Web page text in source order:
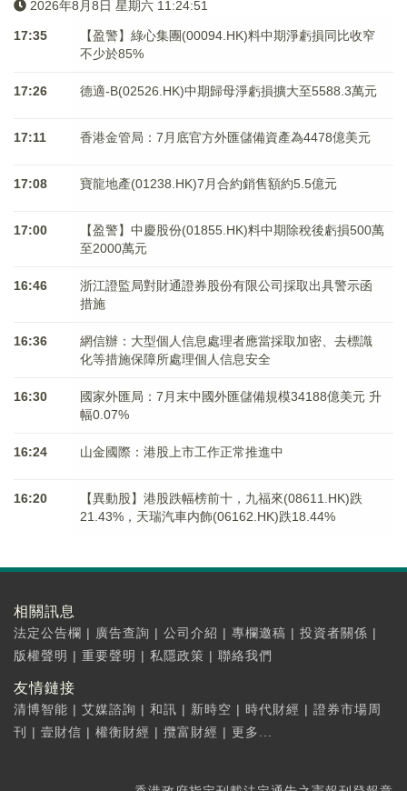
2026年8月8日 星期六 11:24:51
17:35
【盈警】綠心集團(00094.HK)料中期淨虧損同比收窄
不少於85%
17:26 德適-B(02526.HK)中期歸母淨虧損擴大至5588.3萬元
17:11 香港金管局：7月底官方外匯儲備資產為4478億美元
17:08 寶龍地產(01238.HK)7月合約銷售額約5.5億元
17:00
【盈警】中慶股份(01855.HK)料中期除稅後虧損500萬
至2000萬元
16:46
浙江證監局對財通證券股份有限公司採取出具警示函
措施
16:36
網信辦：大型個人信息處理者應當採取加密、去標識
化等措施保障所處理個人信息安全
16:30
國家外匯局：7月末中國外匯儲備規模34188億美元 升
幅0.07%
16:24 山金國際：港股上市工作正常推進中
16:20
【異動股】港股跌幅榜前十，九福來(08611.HK)跌
21.43%，天瑞汽車内飾(06162.HK)跌18.44%
相關訊息
法定公告欄 | 廣告查詢 | 公司介紹 | 專欄邀稿 | 投資者關係 |
版權聲明 | 重要聲明 | 私隱政策 | 聯絡我們
友情鏈接
清博智能 | 艾媒諮詢 | 和訊 | 新時空 | 時代財經 | 證券市場周
刊
| 壹財信 | 權衡財經 | 攬富財經 | 更多...